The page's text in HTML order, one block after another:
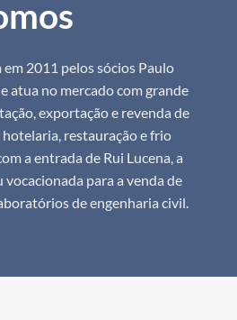
2011 pelos sócios Paulo
atua no mercado com grande
exportação e revenda de
restauração e frio
a entrada de Rui Lucena, a
para a venda de
de engenharia civil.